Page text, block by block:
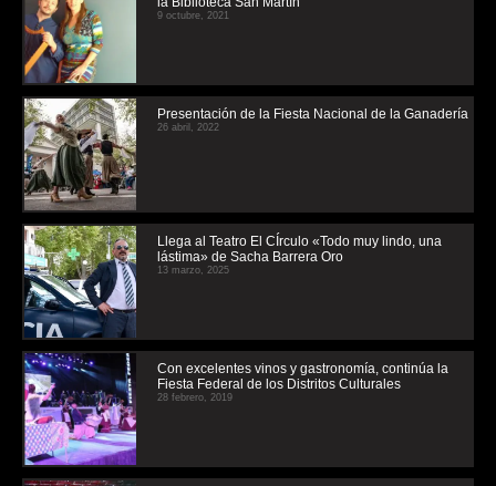
9 octubre, 2021
Presentación de la Fiesta Nacional de la Ganadería
26 abril, 2022
Llega al Teatro El CÍrculo «Todo muy lindo, una
lástima» de Sacha Barrera Oro
13 marzo, 2025
Con excelentes vinos y gastronomía, continúa la
Fiesta Federal de los Distritos Culturales
28 febrero, 2019